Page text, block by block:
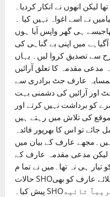
لیکن انھوں نے انکار کردیا۔
نے اسے اغواہ نہیں کیا ۔
ہی گھر واپس آیا ہوں
میں اپنی بے گناہی کی
تصدیق کروا لیں۔ یہاں
مدعی مقدمہ کا تعلق آرائیں
عارف جٹ برادری سے
اور آرائیں کی دشمنی بہت
کو برداشت نہیں کرتے اور
کی تلاش میں رہتے ہیں
تو اس کا بھرپور فائدہ
عارف کے بیان میں
مدعی مقدمہ عارف کے
تیار ہی نہ تھا۔میں نے تما م
حالات SHOصاحب کو بتلائے عارف کو بھی SHOصاحب کے
پیش کیا۔ SHOنے بھی میری بات کی تقریباََ تائید